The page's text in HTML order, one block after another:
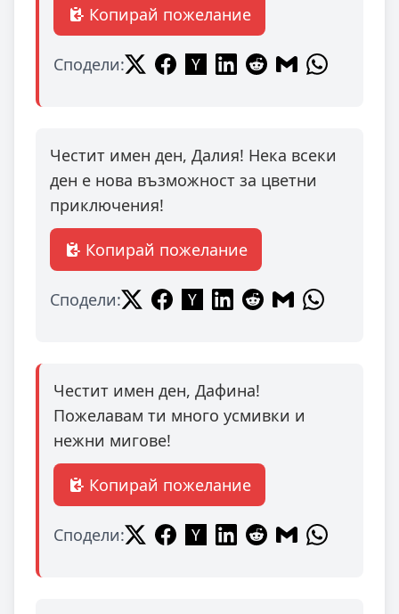
Копирай пожелание
Сподели:
Честит имен ден, Далия! Нека всеки
ден е нова възможност за цветни
приключения!
Копирай пожелание
Сподели:
Честит имен ден, Дафина!
Пожелавам ти много усмивки и
нежни мигове!
Копирай пожелание
Сподели: